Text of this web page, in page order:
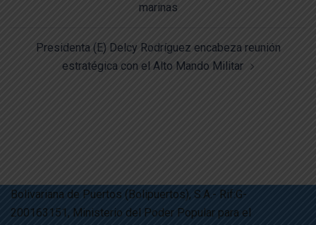
marinas
Presidenta (E) Delcy Rodríguez encabeza reunión
estratégica con el Alto Mando Militar
Bolivariana de Puertos (Bolipuertos), S.A.- Rif:G-
200163151, Ministerio del Poder Popular para el